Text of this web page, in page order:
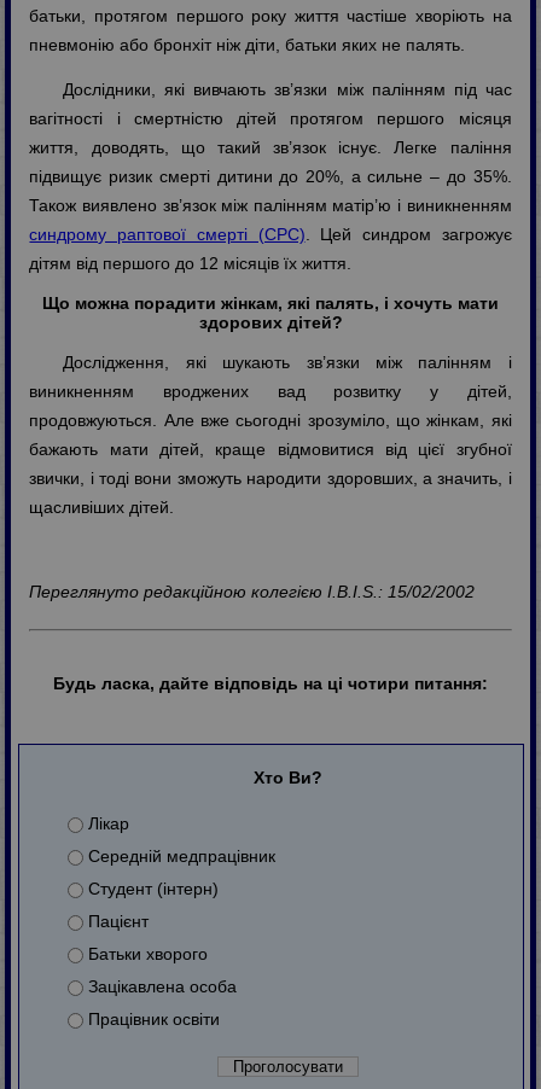
батьки, протягом першого року життя частіше хворіють на
пневмонію або бронхіт ніж діти, батьки яких не палять.
Дослідники, які вивчають зв’язки між палінням під час
вагітності і смертністю дітей протягом першого місяця
життя, доводять, що такий зв’язок існує. Легке паління
підвищує ризик смерті дитини до 20%, а сильне – до 35%.
Також виявлено зв’язок між палінням матір’ю і виникненням
синдрому раптової смерті (СРС). Цей синдром загрожує
дітям від першого до 12 місяців їх життя.
Що можна порадити жінкам, які палять, і хочуть мати
здорових дітей?
Дослідження, які шукають зв’язки між палінням і
виникненням вроджених вад розвитку у дітей,
продовжуються. Але вже сьогодні зрозуміло, що жінкам, які
бажають мати дітей, краще відмовитися від цієї згубної
звички, і тоді вони зможуть народити здоровших, а значить, і
щасливіших дітей.
Переглянуто редакційною колегією I.B.I.S.: 15/02/2002
Будь ласка, дайте відповідь на ці чотири питання:
Хто Ви?
Лікар
Середній медпрацівник
Студент (інтерн)
Пацієнт
Батьки хворого
Зацікавлена особа
Працівник освіти